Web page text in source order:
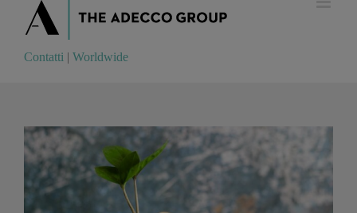
Contatti Worldwide
Contatti | Worldwide